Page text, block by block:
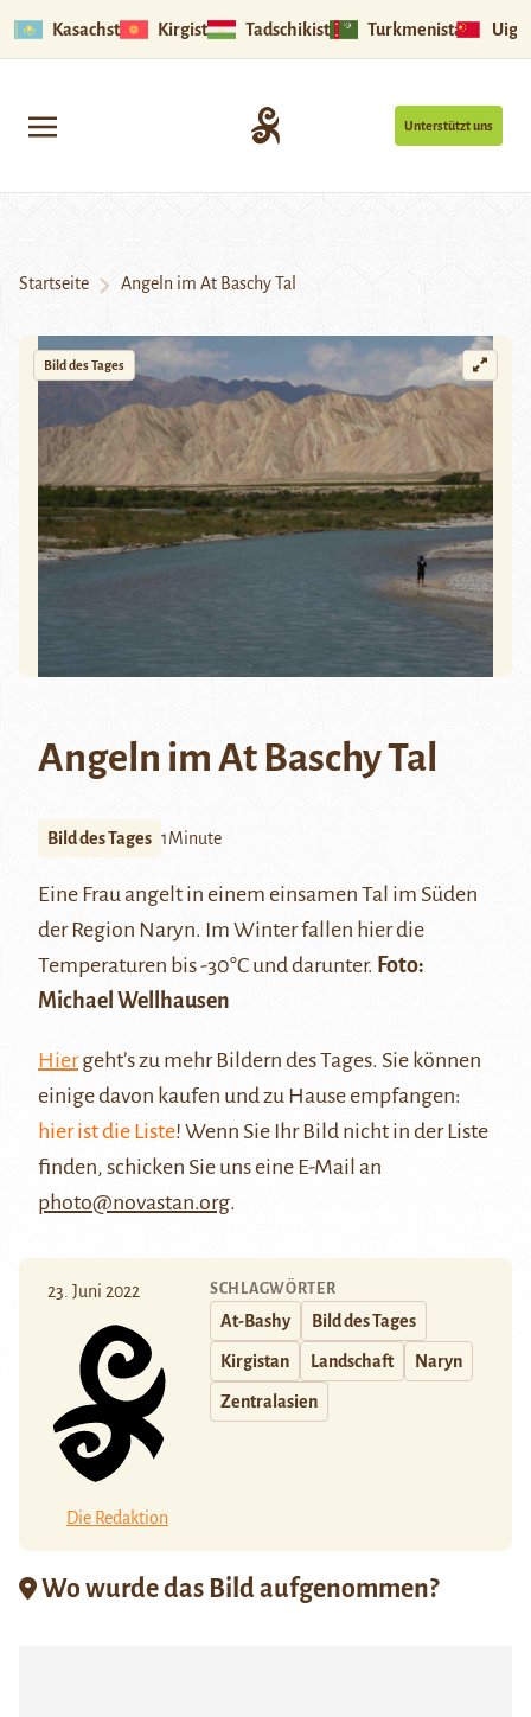
Kasachstan Kirgistan Tadschikistan Turkmenistan
Unterstützt uns
Startseite Angeln im At Baschy Tal
Bild des Tages
Angeln im At Baschy Tal
Bild des Tages 1Minute
Eine Frau angelt in einem einsamen Tal im Süden
der Region Naryn. Im Winter fallen hier die
Temperaturen bis -30°C und darunter. Foto:
Michael Wellhausen
Hiergeht’s zu mehr Bildern des Tages. Sie können
einige davon kaufen und zu Hause empfangen:
hier ist die Liste! Wenn Sie Ihr Bild nicht in der Liste
finden, schicken Sie uns eine E-Mail an
photo@novastan.org.
23. Juni 2022
Die Redaktion
SCHLAGWÖRTER
At-Bashy Bild des Tages
Kirgistan Landschaft Naryn
Zentralasien
Wo wurde das Bild aufgenommen?